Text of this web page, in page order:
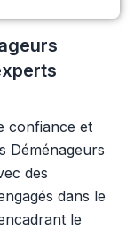
confiance et
Déménageurs
des
dans le
le